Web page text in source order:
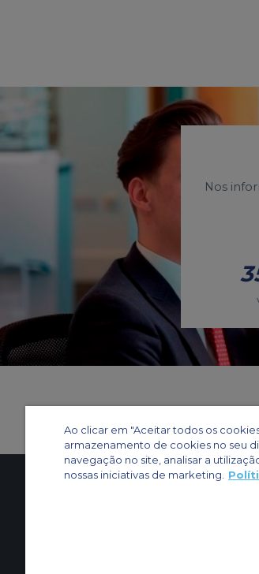
Nos
Ao clicar em "Aceitar todos os
armazenamento de cookies no seu
navegação no site, analisar a
nossas iniciativas de marketing.